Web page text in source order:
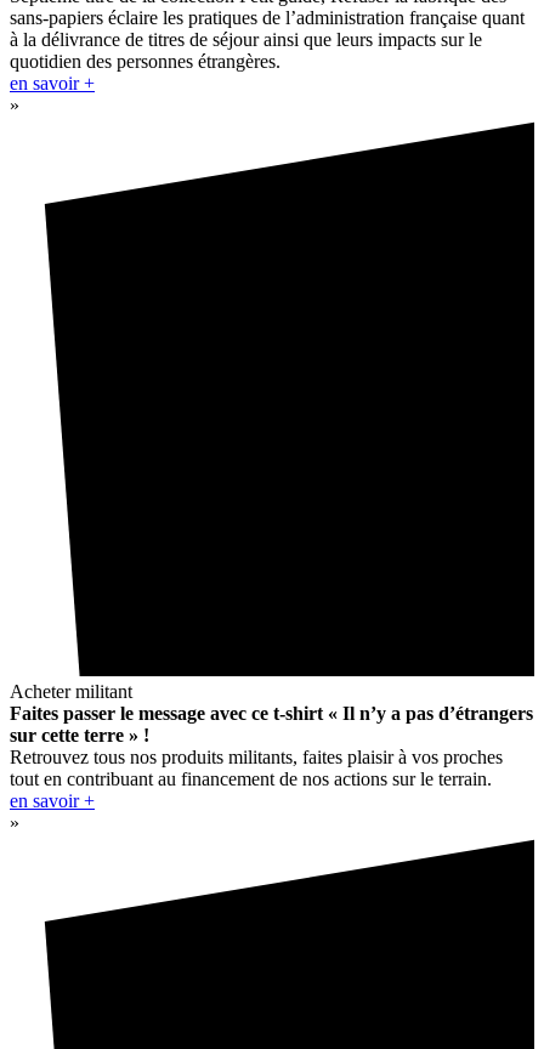
sans-papiers éclaire les pratiques de l’administration française quant
à la délivrance de titres de séjour ainsi que leurs impacts sur le
quotidien des personnes étrangères.
en savoir +
»
Acheter militant
Faites passer le message avec ce t-shirt « Il n’y a pas d’étrangers
sur cette terre » !
Retrouvez tous nos produits militants, faites plaisir à vos proches
tout en contribuant au financement de nos actions sur le terrain.
en savoir +
»